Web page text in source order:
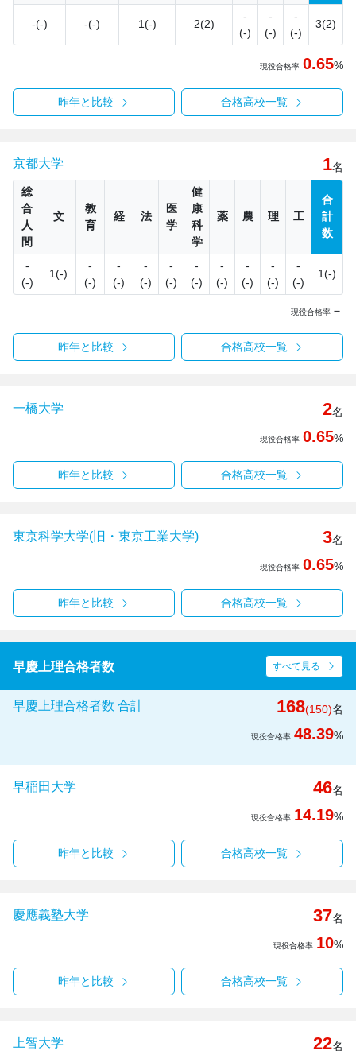
-(-) -(-) 1(-) 2(2)
-
(-)
-
(-)
-
(-)
3(2)
現役合格率 0.65%
昨年と比較 合格高校一覧
京都大学 1名
総
合
人
間
文
教
育
経 法
医
学
健
康
科
学
薬 農 理 工
合
計
数
-
(-)
1(-)
-
(-)
-
(-)
-
(-)
-
(-)
-
(-)
-
(-)
-
(-)
-
(-)
-
(-)
1(-)
現役合格率 －
昨年と比較 合格高校一覧
一橋大学 2名
現役合格率 0.65%
昨年と比較 合格高校一覧
東京科学大学(旧・東京工業大学) 3名
現役合格率 0.65%
昨年と比較 合格高校一覧
早慶上理合格者数 すべて見る
早慶上理合格者数 合計 168(150)名
現役合格率 48.39%
早稲田大学 46名
現役合格率 14.19%
昨年と比較 合格高校一覧
慶應義塾大学 37名
現役合格率 10%
昨年と比較 合格高校一覧
上智大学 22名